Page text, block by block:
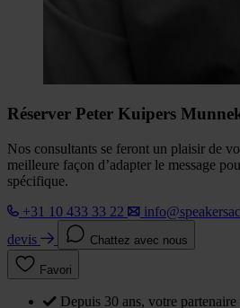
Réserver Peter Kuipers
Nos consultants se feront un plaisir de
meilleure façon d’adapter le message
spécifique.
+31 10 433 33 22
devis
Chattez avec nous
Favori
Depuis 30 ans, votre